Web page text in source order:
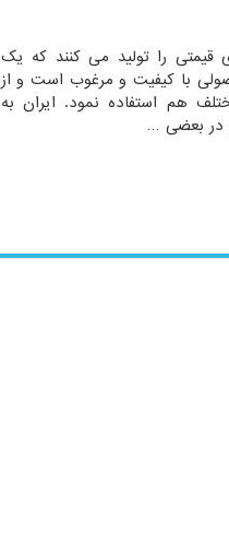
قیمتی را تولید می کنند که یک
با کیفیت و مرغوب است و از
هم استفاده نمود. ایران به
و در بعضی …